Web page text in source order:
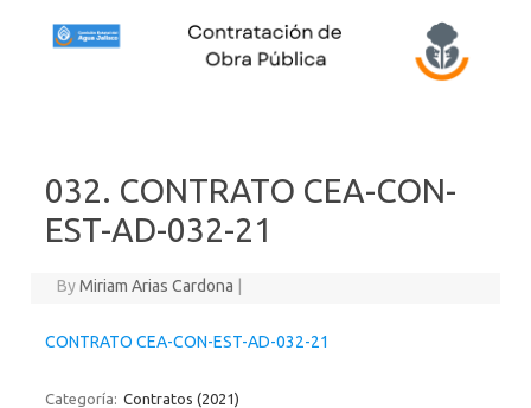
032. CONTRATO CEA-CON-
EST-AD-032-21
ByMiriam Arias Cardona
CONTRATO CEA-CON-EST-AD-032-21
Categoría: Contratos (2021)